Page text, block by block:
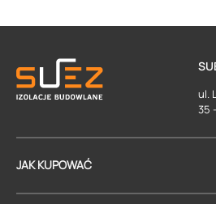
ul.
35
JAK KUPOWAĆ